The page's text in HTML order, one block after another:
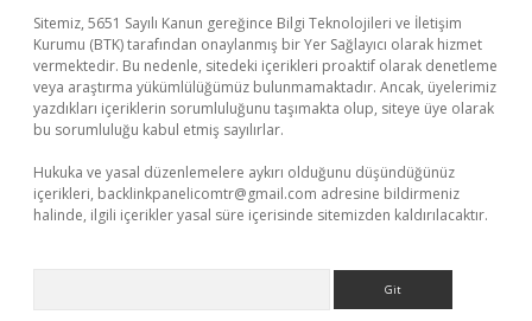
Sitemiz, 5651 Sayılı Kanun gereğince Bilgi Teknolojileri ve İletişim
Kurumu (BTK) tarafından onaylanmış bir Yer Sağlayıcı olarak hizmet
vermektedir. Bu nedenle, sitedeki içerikleri proaktif olarak denetleme
veya araştırma yükümlülüğümüz bulunmamaktadır. Ancak, üyelerimiz
yazdıkları içeriklerin sorumluluğunu taşımakta olup, siteye üye olarak
bu sorumluluğu kabul etmiş sayılırlar.
Hukuka ve yasal düzenlemelere aykırı olduğunu düşündüğünüz
içerikleri, backlinkpanelicomtr@gmail.com adresine bildirmeniz
halinde, ilgili içerikler yasal süre içerisinde sitemizden kaldırılacaktır.